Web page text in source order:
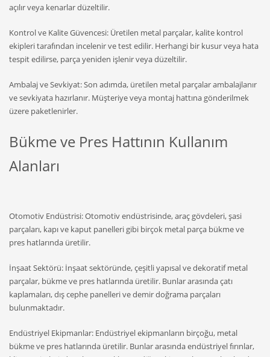
açılır veya kenarlar düzeltilir.
Kontrol ve Kalite Güvencesi: Üretilen metal parçalar, kalite kontrol
ekipleri tarafından incelenir ve test edilir. Herhangi bir kusur veya hata
tespit edilirse, parça yeniden işlenir veya düzeltilir.
Ambalaj ve Sevkiyat: Son adımda, üretilen metal parçalar ambalajlanır
ve sevkiyata hazırlanır. Müşteriye veya montaj hattına gönderilmek
üzere paketlenirler.
Bükme ve Pres Hattının Kullanım
Alanları
Otomotiv Endüstrisi: Otomotiv endüstrisinde, araç gövdeleri, şasi
parçaları, kapı ve kaput panelleri gibi birçok metal parça bükme ve
pres hatlarında üretilir.
İnşaat Sektörü: İnşaat sektöründe, çeşitli yapısal ve dekoratif metal
parçalar, bükme ve pres hatlarında üretilir. Bunlar arasında çatı
kaplamaları, dış cephe panelleri ve demir doğrama parçaları
bulunmaktadır.
Endüstriyel Ekipmanlar: Endüstriyel ekipmanların birçoğu, metal
bükme ve pres hatlarında üretilir. Bunlar arasında endüstriyel fırınlar,